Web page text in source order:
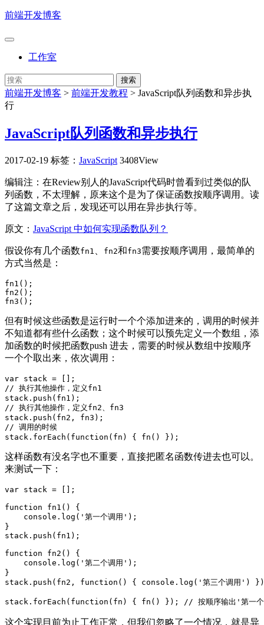
前端开发博客
工作室
前端开发博客 > 前端开发教程 > JavaScript队列函数和异步执
行
JavaScript队列函数和异步执行
2017-02-19 标签： JavaScript 3408View
编辑注：在Review别人的JavaScript代码时曾看到过类似的队
列函数，不太理解，原来这个是为了保证函数按顺序调用。读
了这篇文章之后，发现还可以用在异步执行等。
原文： JavaScript 中如何实现函数队列？
假设你有几个函数fn1 fn2和fn3需要按顺序调用，最简单的
方式当然是：
fn1();
fn2();
fn3();
但有时候这些函数是运行时一个个添加进来的，调用的时候并
不知道都有些什么函数；这个时候可以预先定义一个数组，添
加函数的时候把函数push 进去，需要的时候从数组中按顺序
一个个取出来，依次调用：
var
// 执行其他操作，定义fn1
// 执行其他操作，定义fn2、fn3
// 调用的时候
stack. forEach ( function (fn) { fn() });
这样函数有没名字也不重要，直接把匿名函数传进去也可以。
来测试一下：
var stack = [];
function
fn1 ()
{
console .log( '第一个调用' );
}
stack.push(fn1);
function
fn2 ()
{
console .log( '第二个调用' );
}
stack.push(fn2, function () { console .log( '第三个调用' )
stack.forEach( function (fn) { fn() }); // 按顺序输出'第一
这个实现目前为止工作正常，但我们忽略了一个情况，就是异